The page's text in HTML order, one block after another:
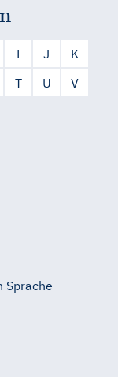
I J
K
T U
V
Sprache